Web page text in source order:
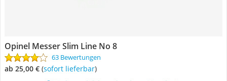
Opinel Messer Slim Line No 8
63 Bewertungen
ab 25,00 € ( Sofort lieferbar)